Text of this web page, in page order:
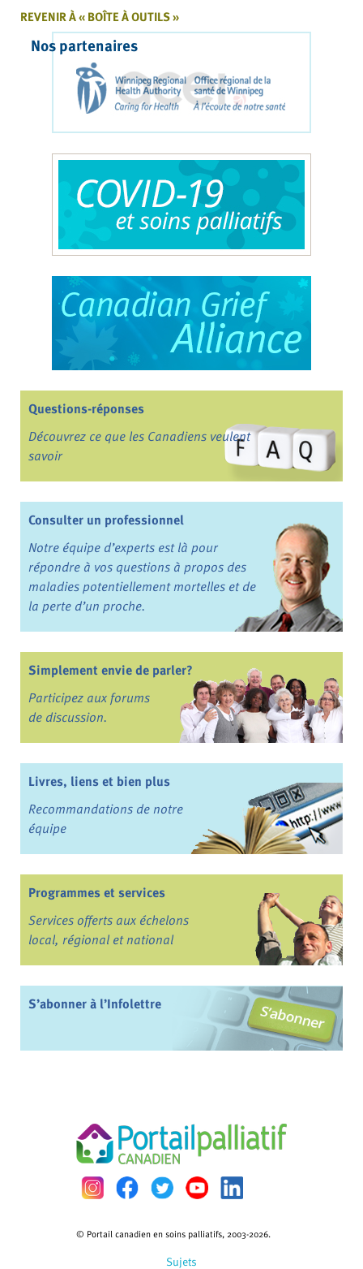
REVENIR À « BOÎTE À OUTILS »
Nos partenaires
Questions-réponses
Découvrez ce que les Canadiens veulent
savoir
Consulter un professionnel
Notre équipe d’experts est là pour
répondre à vos questions à propos des
maladies potentiellement mortelles et de
la perte d’un proche.
Simplement envie de parler?
Participez aux forums
de discussion.
Livres, liens et bien plus
Recommandations de notre
équipe
Programmes et services
Services offerts aux échelons
local, régional et national
S’abonner à l’Infolettre
Sujets
© Portail canadien en soins palliatifs, 2003-2026.